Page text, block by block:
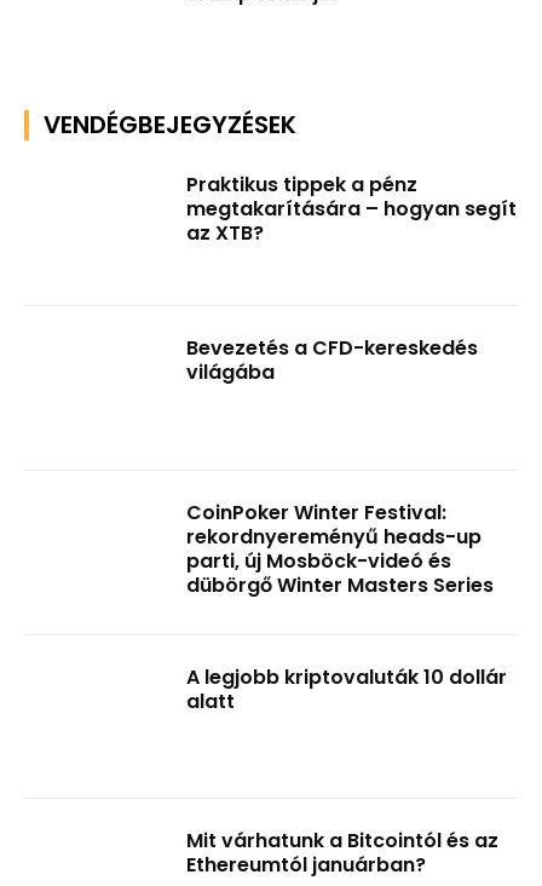
VENDÉGBEJEGYZÉSEK
Praktikus tippek a pénz
megtakarítására – hogyan segít
az XTB?
Bevezetés a CFD-kereskedés
világába
CoinPoker Winter Festival:
rekordnyereményű heads-up
parti, új Mosböck-videó és
dübörgő Winter Masters Series
A legjobb kriptovaluták 10 dollár
alatt
Mit várhatunk a Bitcointól és az
Ethereumtól januárban?